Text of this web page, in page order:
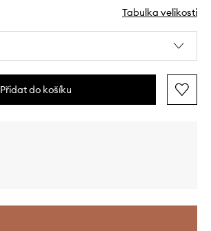
Tabulka velikosti
Přidat do košíku